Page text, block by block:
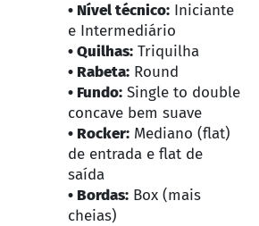
• Nível técnico: Iniciante
e Intermediário
• Quilhas: Triquilha
• Rabeta: Round
• Fundo: Single to double
concave bem suave
• Rocker: Mediano (flat)
de entrada e flat de
saída
• Bordas: Box (mais
cheias)